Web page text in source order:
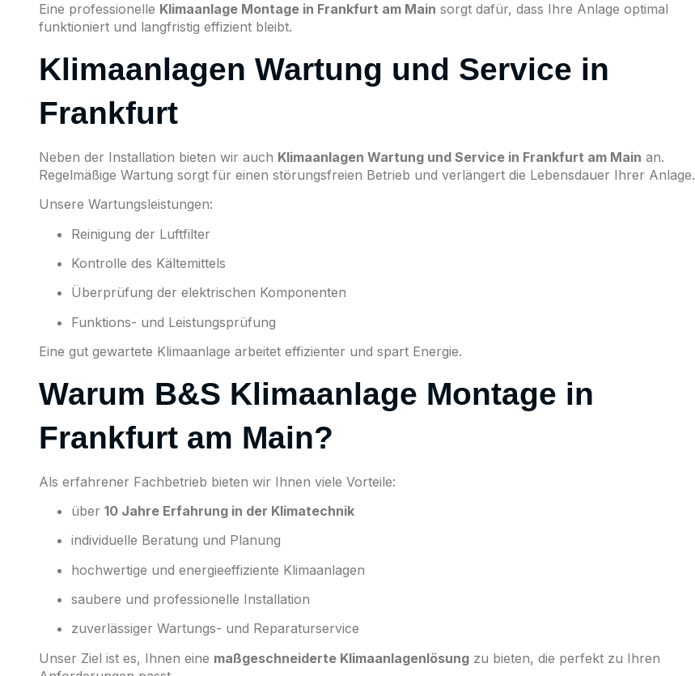
Eine professionelle Klimaanlage Montage in Frankfurt am Main sorgt dafür, dass Ihre Anlage optimal
funktioniert und langfristig effizient bleibt.
Klimaanlagen Wartung und Service in
Frankfurt
Neben der Installation bieten wir auch Klimaanlagen Wartung und Service in Frankfurt am Main an.
Regelmäßige Wartung sorgt für einen störungsfreien Betrieb und verlängert die Lebensdauer Ihrer Anlage.
Unsere Wartungsleistungen:
Reinigung der Luftfilter
Kontrolle des Kältemittels
Überprüfung der elektrischen Komponenten
Funktions- und Leistungsprüfung
Eine gut gewartete Klimaanlage arbeitet effizienter und spart Energie.
Warum B&S Klimaanlage Montage in
Frankfurt am Main?
Als erfahrener Fachbetrieb bieten wir Ihnen viele Vorteile:
über 10 Jahre Erfahrung in der Klimatechnik
individuelle Beratung und Planung
hochwertige und energieeffiziente Klimaanlagen
saubere und professionelle Installation
zuverlässiger Wartungs- und Reparaturservice
Unser Ziel ist es, Ihnen eine maßgeschneiderte Klimaanlagenlösung zu bieten, die perfekt zu Ihren